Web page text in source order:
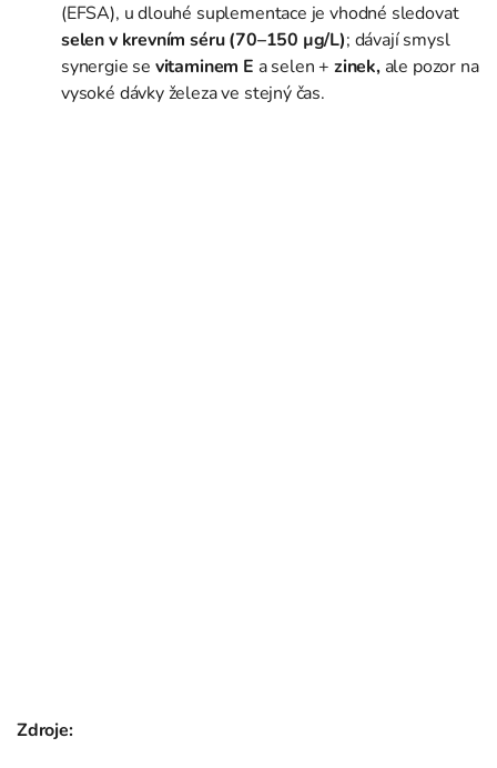
(EFSA), u dlouhé suplementace je vhodné sledovat
selen v krevním séru (70–150 µg/L); dávají smysl
synergie se vitaminem E a selen + zinek, ale pozor na
vysoké dávky železa ve stejný čas.
Zdroje: